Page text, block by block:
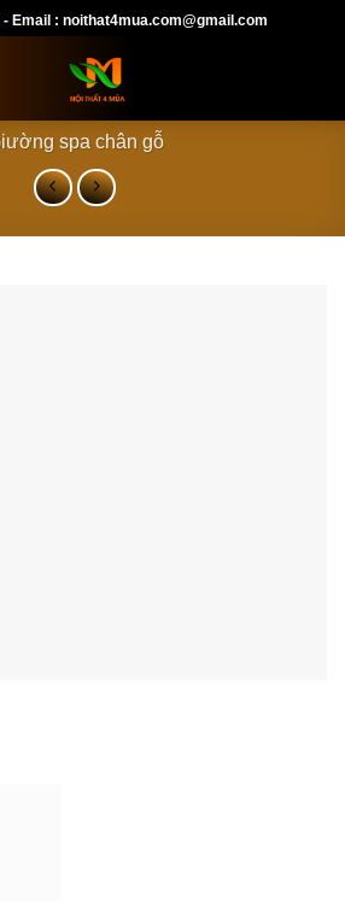
Email : noithat4mua.com@gmail.com
spa chân gỗ